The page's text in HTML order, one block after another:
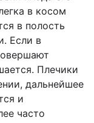
в косом
в полость
Если в
Плечики
дальнейшее
и
часто